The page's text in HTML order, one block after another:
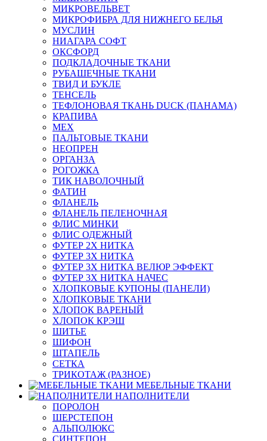
МИКРОВЕЛЬВЕТ
МИКРОФИБРА ДЛЯ НИЖНЕГО БЕЛЬЯ
МУСЛИН
НИАГАРА СОФТ
ОКСФОРД
ПОДКЛАДОЧНЫЕ ТКАНИ
РУБАШЕЧНЫЕ ТКАНИ
ТВИД И БУКЛЕ
ТЕНСЕЛЬ
ТЕФЛОНОВАЯ ТКАНЬ DUCK (ПАНАМА)
КРАПИВА
МЕХ
ПАЛЬТОВЫЕ ТКАНИ
НЕОПРЕН
ОРГАНЗА
РОГОЖКА
ТИК НАВОЛОЧНЫЙ
ФАТИН
ФЛАНЕЛЬ
ФЛАНЕЛЬ ПЕЛЕНОЧНАЯ
ФЛИС МИНКИ
ФЛИС ОДЕЖНЫЙ
ФУТЕР 2Х НИТКА
ФУТЕР 3Х НИТКА
ФУТЕР 3Х НИТКА ВЕЛЮР ЭФФЕКТ
ФУТЕР 3Х НИТКА НАЧЕС
ХЛОПКОВЫЕ КУПОНЫ (ПАНЕЛИ)
ХЛОПКОВЫЕ ТКАНИ
ХЛОПОК ВАРЕНЫЙ
ХЛОПОК КРЭШ
ШИТЬЕ
ШИФОН
ШТАПЕЛЬ
СЕТКА
ТРИКОТАЖ (РАЗНОЕ)
МЕБЕЛЬНЫЕ ТКАНИ
НАПОЛНИТЕЛИ
ПОРОЛОН
ШЕРСТЕПОН
АЛЬПОЛЮКС
СИНТЕПОН